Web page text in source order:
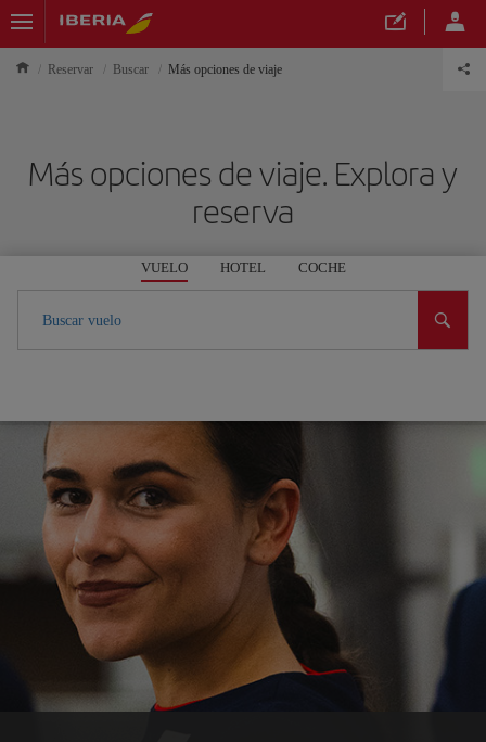
Reservar Buscar Más opciones de viaje
Más opciones de viaje. Explora y
reserva
VUELO HOTEL COCHE
Buscar vuelo